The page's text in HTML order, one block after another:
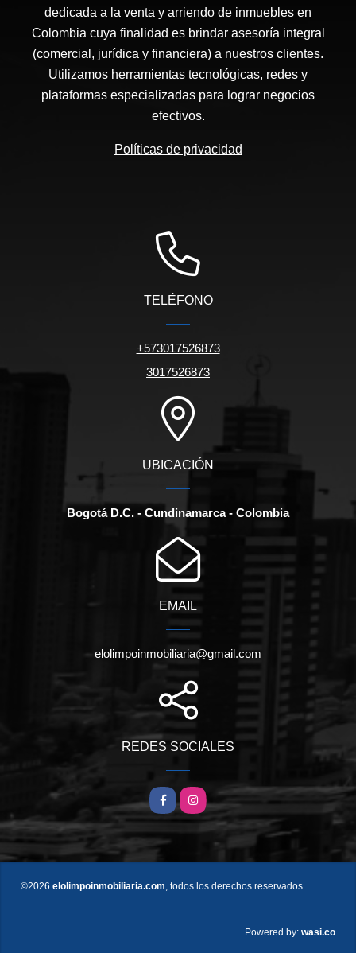
dedicada a la venta y arriendo de inmuebles en
Colombia cuya finalidad es brindar asesoría integral
(comercial, jurídica y financiera) a nuestros clientes.
Utilizamos herramientas tecnológicas, redes y
plataformas especializadas para lograr negocios
efectivos.
Políticas de privacidad
TELÉFONO
+573017526873
3017526873
UBICACIÓN
Bogotá D.C. - Cundinamarca - Colombia
EMAIL
elolimpoinmobiliaria@gmail.com
REDES SOCIALES
FacebookInstagram
©2026 elolimpoinmobiliaria.com, todos los derechos reservados.
Powered by: wasi.co